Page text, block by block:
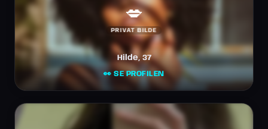
💋
PRIVAT BILDE
Hilde, 37
👀 SE PROFILEN